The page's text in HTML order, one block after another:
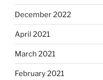
December 2022
April 2021
March 2021
February 2021